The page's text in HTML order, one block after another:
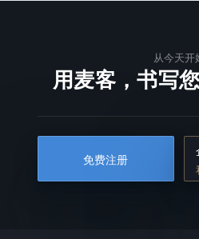
从今天开
用麦客，书写
免费注册